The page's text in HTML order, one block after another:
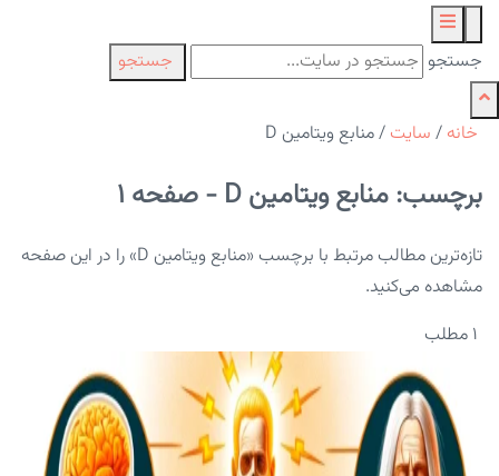
جستجو جستجو
خانه / سایت /منابع ویتامین D
برچسب: منابع ویتامین D - صفحه 1
تازه‌ترین مطالب مرتبط با برچسب «منابع ویتامین D» را در این صفحه
مشاهده می‌کنید.
۱ مطلب